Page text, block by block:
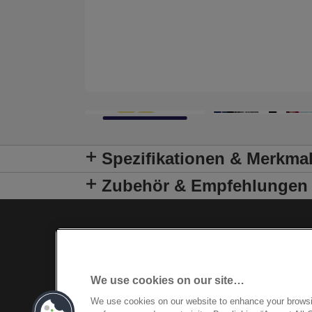
Spezifikationen &
Zubehör & Empfehlungen
We use cookies on our site…
We use cookies on our website to enhance your